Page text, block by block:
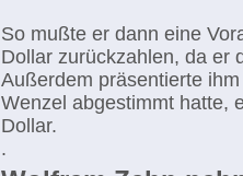
So mußte er dann eine
Dollar zurückzahlen, da er
Außerdem präsentierte
Wenzel abgestimmt hatte,
Dollar.
.